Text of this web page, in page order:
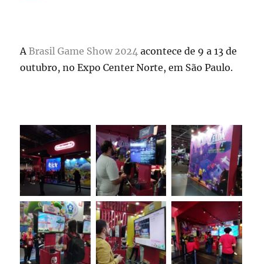
ABrasil Game Show 2024 acontece de 9 a 13 de
outubro, no Expo Center Norte, em São Paulo.